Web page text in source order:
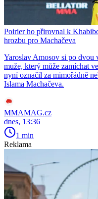
Poirier ho přirovnal k
hrozbu pro Machačeva
Yaroslav Amosov si po dvou
muže, který může zamíchat
nyní označil za mimořádně
Islama Machačeva.
MMAMAG.cz
dnes, 13:36
1 min
Reklama